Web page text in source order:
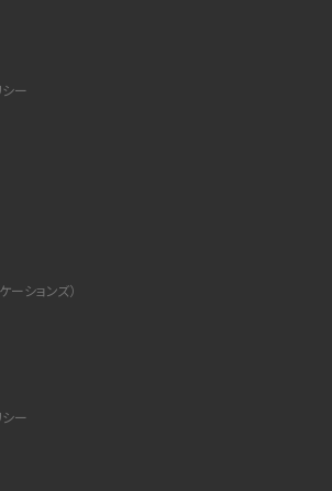
？便利機能の使い方や注意点をわかりやすく解説
方と設定方法を紹介！ブラウザやアプリから探す方法を
度はどれくらい？用途別の目安・回線ごとの平均を
定・変更方法を解説！鳴らない場合の対処法も紹介
ー
ーションズ）
ー